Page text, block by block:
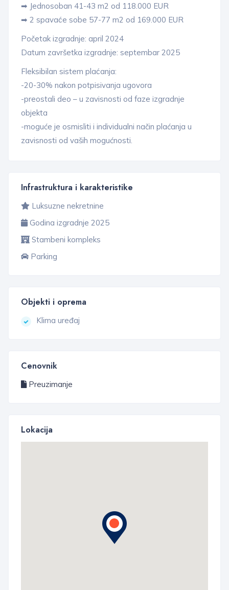
➡ Jednosoban 41-43 m2 od 118.000 EUR
➡ 2 spavaće sobe 57-77 m2 od 169.000 EUR
Početak izgradnje: april 2024
Datum završetka izgradnje: septembar 2025
Fleksibilan sistem plaćanja:
-20-30% nakon potpisivanja ugovora
-preostali deo – u zavisnosti od faze izgradnje
objekta
-moguće je osmisliti i individualni način plaćanja u
zavisnosti od vaših mogućnosti.
Infrastruktura i karakteristike
Luksuzne nekretnine
Godina izgradnje 2025
Stambeni kompleks
Parking
Objekti i oprema
Klima uređaj
Cenovnik
Preuzimanje
Lokacija